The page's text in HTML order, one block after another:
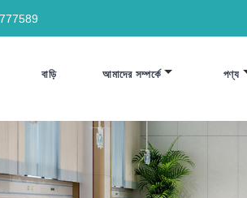
বাড়ি আমাদের সম্পর্কে পণ্য